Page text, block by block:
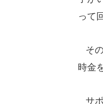
って
そ
時金
サ